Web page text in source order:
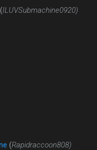
(ILUVSubmachine0920)
(Rapidraccoon808)